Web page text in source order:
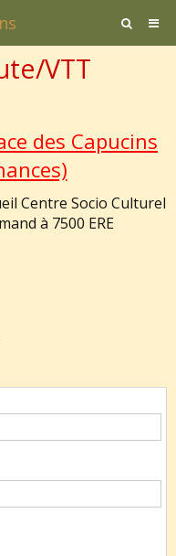
VTT
des Capucins
Centre Socio Culturel
à 7500 ERE